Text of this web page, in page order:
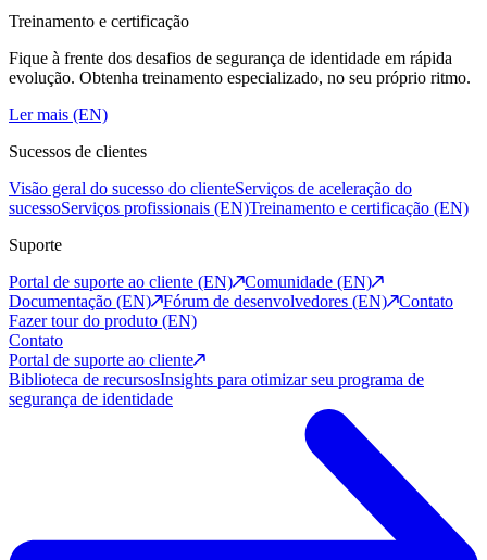
Treinamento e certificação
Fique à frente dos desafios de segurança de identidade em rápida
evolução. Obtenha treinamento especializado, no seu próprio ritmo.
Ler mais (EN)
Sucessos de clientes
Visão geral do sucesso do clienteServiços de aceleração do
sucessoServiços profissionais (EN)Treinamento e certificação (EN)
Suporte
Portal de suporte ao cliente (EN)
Comunidade (EN)
Documentação (EN)
Fórum de desenvolvedores (EN)
Contato
Fazer tour do produto (EN)
Contato
Portal de suporte ao cliente
Biblioteca de recursosInsights para otimizar seu programa de
segurança de identidade